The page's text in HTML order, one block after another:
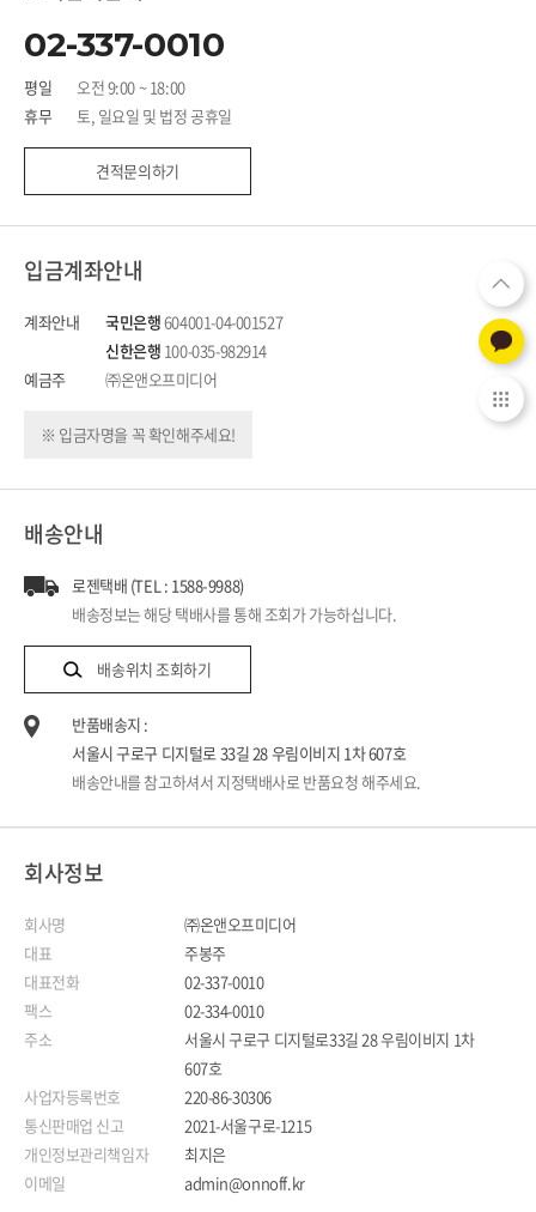
02-337-0010
평일
오전 9:00 ~ 18:00
휴무
토, 일요일 및 법정 공휴일
견적문의하기
입금계좌안내
계좌안내 국민은행604001-04-001527
신한은행 100-035-982914
예금주
㈜온앤오프미디어
※ 입금자명을 꼭 확인해주세요!
배송안내
로젠택배 (TEL : 1588-9988)
배송정보는 해당 택배사를 통해 조회가 가능하십니다.
배송위치 조회하기
반품배송지 :
서울시 구로구 디지털로 33길 28 우림이비지 1차 607호
배송안내를 참고하셔서 지정택배사로 반품요청 해주세요.
회사정보
회사명
㈜온앤오프미디어
대표
주봉주
대표전화
02-337-0010
팩스
02-334-0010
주소
서울시 구로구 디지털로33길 28 우림이비지 1차
607호
사업자등록번호
220-86-30306
통신판매업 신고
2021-서울구로-1215
개인정보관리책임자
최지은
이메일
admin@onnoff.kr